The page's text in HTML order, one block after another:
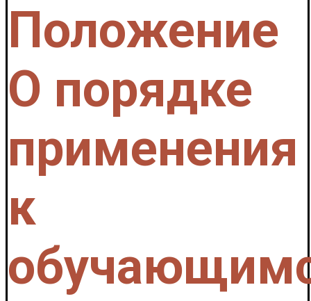
Положение
О порядке
применения
к